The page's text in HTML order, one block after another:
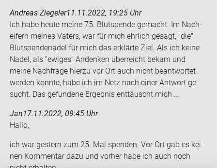
Andreas Ziegeler11.11.2022, 19:25 Uhr
Ich habe heute meine 75. Blut­spen­de ge­macht. Im Nach­
ei­fern mei­nes Va­ters, war für mich ehr­lich ge­sagt, "die"
Blut­spen­de­na­del für mich das er­klär­te Ziel. Als ich keine
Nadel, als "ewi­ges" An­denken über­reicht bekam und
meine Nach­fra­ge hier­zu vor Ort auch nicht be­ant­wor­tet
wer­den konn­te, habe ich im Netz nach einer Ant­wort ge­
sucht. Das ge­fun­de­ne Er­geb­nis ent­täuscht mich ...
Jan17.11.2022, 09:45 Uhr
Hallo,
ich war ges­tern zum 25. Mal spen­den. Vor Ort gab es kei­
nen Kom­men­tar dazu und vor­her habe ich auch noch